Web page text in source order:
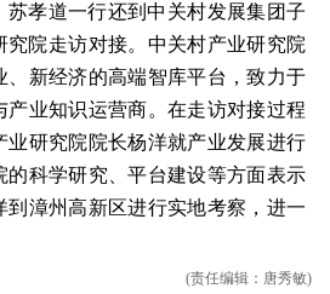
苏孝道一行还到中关村发展集团子
院走访对接。中关村产业研究院
、新经济的高端智库平台，致力于
产业知识运营商。在走访对接过程
业研究院院长杨洋就产业发展进行
的科学研究、平台建设等方面表示
到漳州高新区进行实地考察，进一
(责任编辑：唐秀敏)